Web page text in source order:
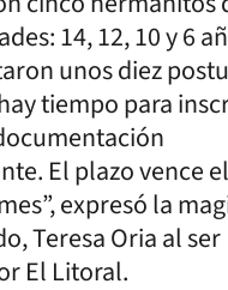
14, 12, 10 y 6
unos diez
tiempo para
El plazo vence
expresó la
Teresa Oria al ser
El Litoral.